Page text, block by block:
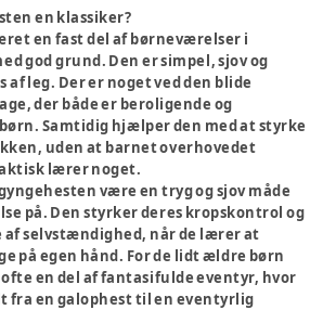
en klassiker?
en fast del af børneværelser i
god grund. Den er simpel, sjov og
leg. Der er noget ved den blide
der både er beroligende og
Samtidig hjælper den med at styrke
uden at barnet overhovedet
lærer noget.
være en tryg og sjov måde
på. Den styrker deres kropskontrol og
af selvstændighed, når de lærer at
på egen hånd. For de lidt ældre børn
en del af fantasifulde eventyr, hvor
fra en galophest til en eventyrlig